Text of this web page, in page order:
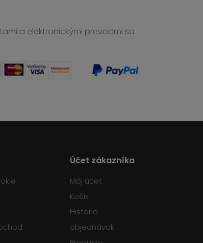
a elektronickými prevodmi sa
Účet zákazníka
Môj účet
Košík
História
objednávok